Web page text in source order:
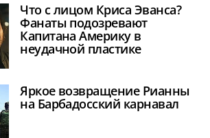
Что с лицом Криса Эванса?
Фанаты подозревают
Капитана Америку в
неудачной пластике
Яркое возвращение Рианны
на Барбадосский карнавал